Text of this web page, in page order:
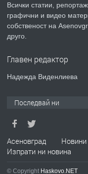
ПРЕДЛАГА
Всички статии,
графични и видео
собственост на
друго.
Главен редактор
Надежда Виденлиева
Последвай ни
Асеновград Новини
Изпрати ни новина
© Copyright Haskovo.NET